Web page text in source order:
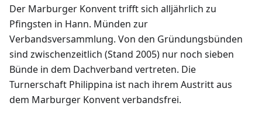
Der Marburger Konvent trifft sich alljährlich zu
Pfingsten in Hann. Münden zur
Verbandsversammlung. Von den Gründungsbünden
sind zwischenzeitlich (Stand 2005) nur noch sieben
Bünde in dem Dachverband vertreten. Die
Turnerschaft Philippina ist nach ihrem Austritt aus
dem Marburger Konvent verbandsfrei.